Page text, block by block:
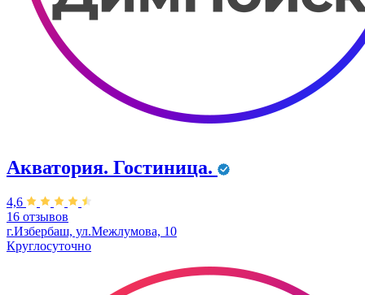
Акватория. Гостиница.
4,6
16 отзывов
г.Избербаш, ул.Межлумова, 10
Круглосуточно